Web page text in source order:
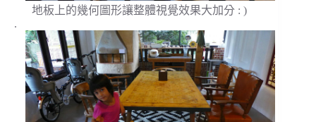
地板上的幾何圖形讓整體視覺效果大加分 : )
.